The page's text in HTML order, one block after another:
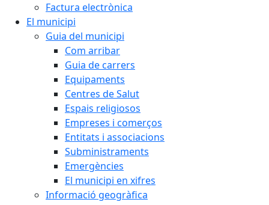
Factura electrònica
El municipi
Guia del municipi
Com arribar
Guia de carrers
Equipaments
Centres de Salut
Espais religiosos
Empreses i comerços
Entitats i associacions
Subministraments
Emergències
El municipi en xifres
Informació geogràfica